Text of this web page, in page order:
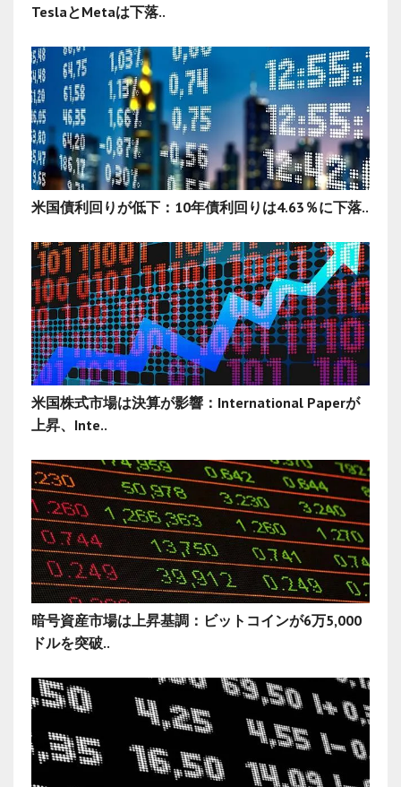
TeslaとMetaは下落..
米国債利回りが低下：10年債利回りは4.63％に下落..
米国株式市場は決算が影響：International Paperが
上昇、Inte..
暗号資産市場は上昇基調：ビットコインが6万5,000
ドルを突破..